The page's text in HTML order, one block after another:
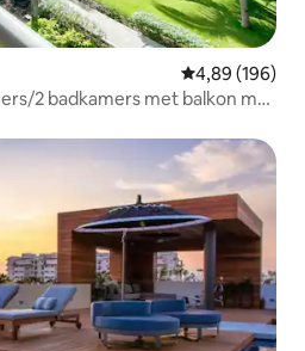
Gemiddelde
4,89 (196)
2 badkamers met balkon met